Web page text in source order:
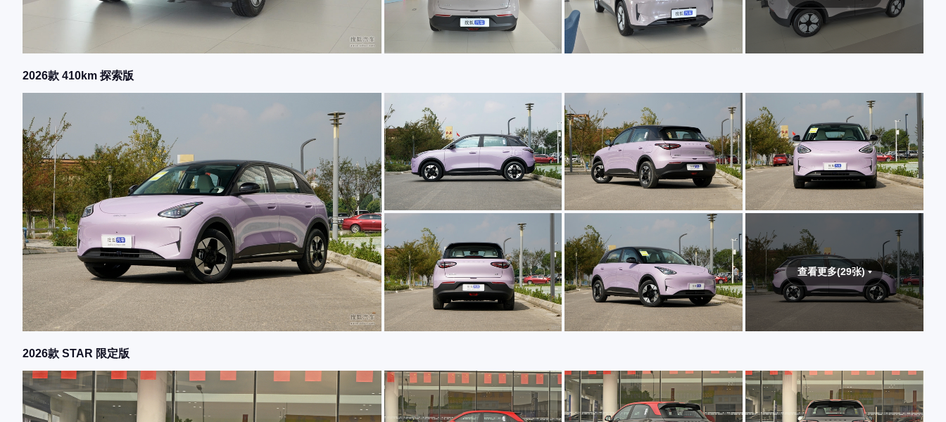
2026款 410km 探索版
查看更多(29张)
2026款 STAR 限定版